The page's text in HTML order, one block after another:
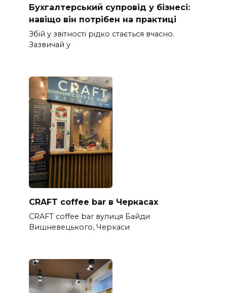
Бухгалтерський супровід у бізнесі:
навіщо він потрібен на практиці
Збій у звітності рідко стається вчасно.
Зазвичай у
CRAFT coffee bar в Черкасах
CRAFT coffee bar вулиця Байди
Вишневецького, Черкаси